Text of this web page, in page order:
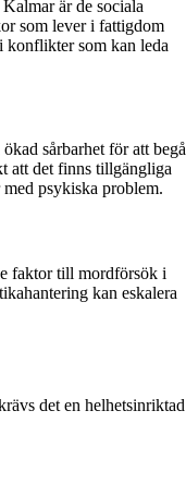
är de sociala
som lever i fattigdom
konflikter som kan leda
sårbarhet för att begå
att det finns tillgängliga
med psykiska problem.
faktor till mordförsök i
kan eskalera
det en helhetsinriktad